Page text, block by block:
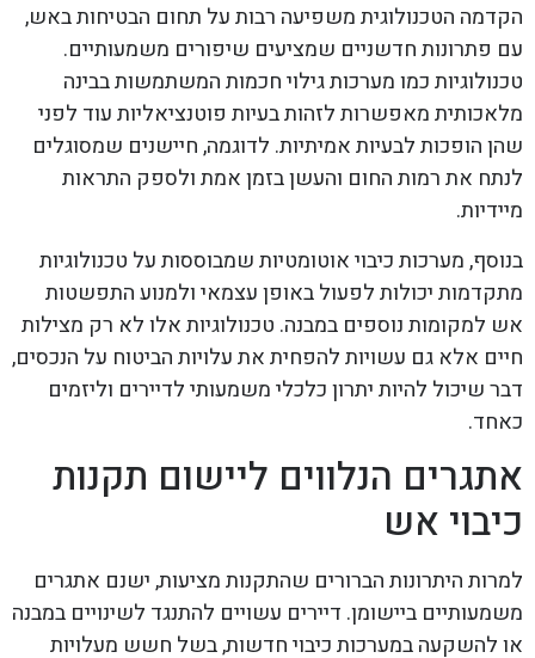
הקדמה הטכנולוגית משפיעה רבות על תחום הבטיחות באש,
עם פתרונות חדשניים שמציעים שיפורים משמעותיים.
טכנולוגיות כמו מערכות גילוי חכמות המשתמשות בבינה
מלאכותית מאפשרות לזהות בעיות פוטנציאליות עוד לפני
שהן הופכות לבעיות אמיתיות. לדוגמה, חיישנים שמסוגלים
לנתח את רמות החום והעשן בזמן אמת ולספק התראות
מיידיות.
בנוסף, מערכות כיבוי אוטומטיות שמבוססות על טכנולוגיות
מתקדמות יכולות לפעול באופן עצמאי ולמנוע התפשטות
אש למקומות נוספים במבנה. טכנולוגיות אלו לא רק מצילות
חיים אלא גם עשויות להפחית את עלויות הביטוח על הנכסים,
דבר שיכול להיות יתרון כלכלי משמעותי לדיירים וליזמים
כאחד.
אתגרים הנלווים ליישום תקנות
כיבוי אש
למרות היתרונות הברורים שהתקנות מציעות, ישנם אתגרים
משמעותיים ביישומן. דיירים עשויים להתנגד לשינויים במבנה
או להשקעה במערכות כיבוי חדשות, בשל חשש מעלויות